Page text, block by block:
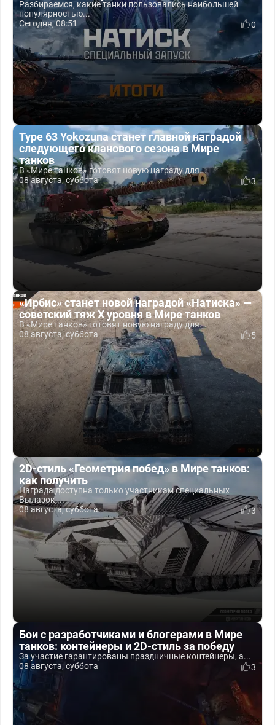
Разбираемся, какие танки пользовались наибольшей
популярностью...
Сегодня, 08:51
0
Type 63 Yokozuna станет главной наградой
следующего кланового сезона в Мире
танков
В «Мире танков» готовят новую награду для...
08 августа, суббота
3
«Ирбис» станет новой наградой «Натиска» —
советский тяж X уровня в Мире танков
В «Мире танков» готовят новую награду для...
08 августа, суббота
5
2D-стиль «Геометрия побед» в Мире танков:
как получить
Награда доступна только участникам специальных
Вылазок,...
08 августа, суббота
3
Бои с разработчиками и блогерами в Мире
танков: контейнеры и 2D-стиль за победу
За участие гарантированы праздничные контейнеры, а...
08 августа, суббота
3